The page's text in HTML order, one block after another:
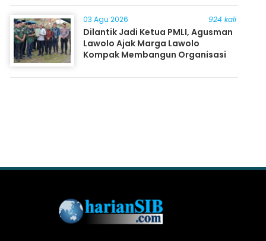
03 Agu 2026 924 kali
Dilantik Jadi Ketua PMLI, Agusman
Lawolo Ajak Marga Lawolo
Kompak Membangun Organisasi